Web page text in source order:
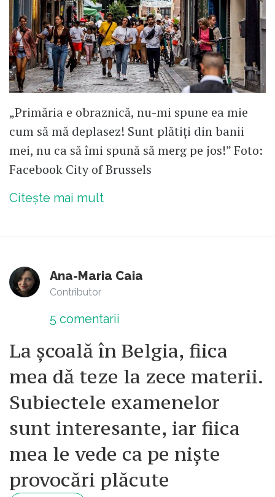
„Primăria e obraznică, nu-mi spune ea mie
cum să mă deplasez! Sunt plătiți din banii
mei, nu ca să îmi spună să merg pe jos!” Foto:
Facebook City of Brussels
Citește mai mult
Ana-Maria Caia
Contributor
5 comentarii
La școală în Belgia, fiica
mea dă teze la zece materii.
Subiectele examenelor
sunt interesante, iar fiica
mea le vede ca pe niște
provocări plăcute